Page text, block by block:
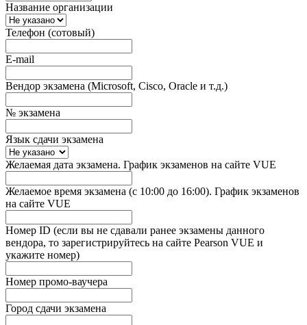
Название организации
Телефон (сотовый)
E-mail
Вендор экзамена (Microsoft, Cisco, Oracle и т.д.)
№ экзамена
Язык сдачи экзамена
Желаемая дата экзамена. График экзаменов на сайте VUE
Желаемое время экзамена (с 10:00 до 16:00). График экзаменов
на сайте VUE
Номер ID (если вы не сдавали ранее экзамены данного
вендора, то зарегистрируйтесь на сайте Pearson VUE и
укажите номер)
Номер промо-ваучера
Город сдачи экзамена